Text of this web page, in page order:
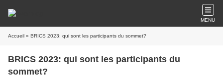
MENU
Accueil » BRICS 2023: qui sont les participants du sommet?
BRICS 2023: qui sont les participants du
sommet?